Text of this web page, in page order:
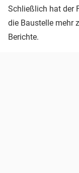
Schließlich hat der
die Baustelle mehr
Berichte.